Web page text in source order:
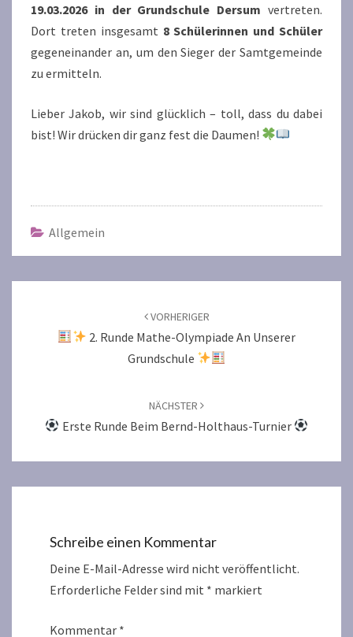
19.03.2026 in der Grundschule Dersum vertreten.
Dort treten insgesamt 8 Schülerinnen und Schüler
gegeneinander an, um den Sieger der Samtgemeinde
zu ermitteln.
Lieber Jakob, wir sind glücklich – toll, dass du dabei
bist! Wir drücken dir ganz fest die Daumen!
Allgemein
VORHERIGER
2. Runde Mathe-Olympiade An Unserer
Grundschule
NÄCHSTER
Erste Runde Beim Bernd-Holthaus-Turnier
Schreibe einen Kommentar
Deine E-Mail-Adresse wird nicht veröffentlicht.
Erforderliche Felder sind mit * markiert
Kommentar *